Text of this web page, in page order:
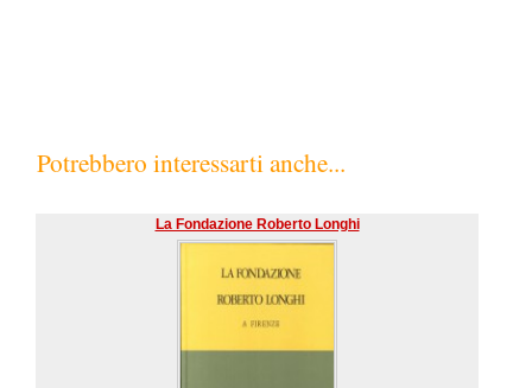
Potrebbero interessarti anche...
La Fondazione Roberto Longhi